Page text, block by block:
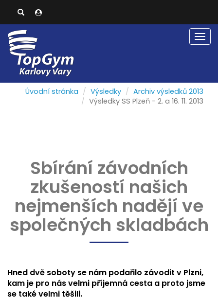
Úvodní stránka Výsledky
Archiv výsledků 2013
Výsledky SS Plzeň - 2. a 16. 11. 2013
Sbírání závodních
zkušeností našich
nejmenších nadějí ve
společných skladbách
Hned dvě soboty se nám podařilo závodit v Plzni,
kam je pro nás velmi příjemná cesta a proto jsme
se také velmi těšili.